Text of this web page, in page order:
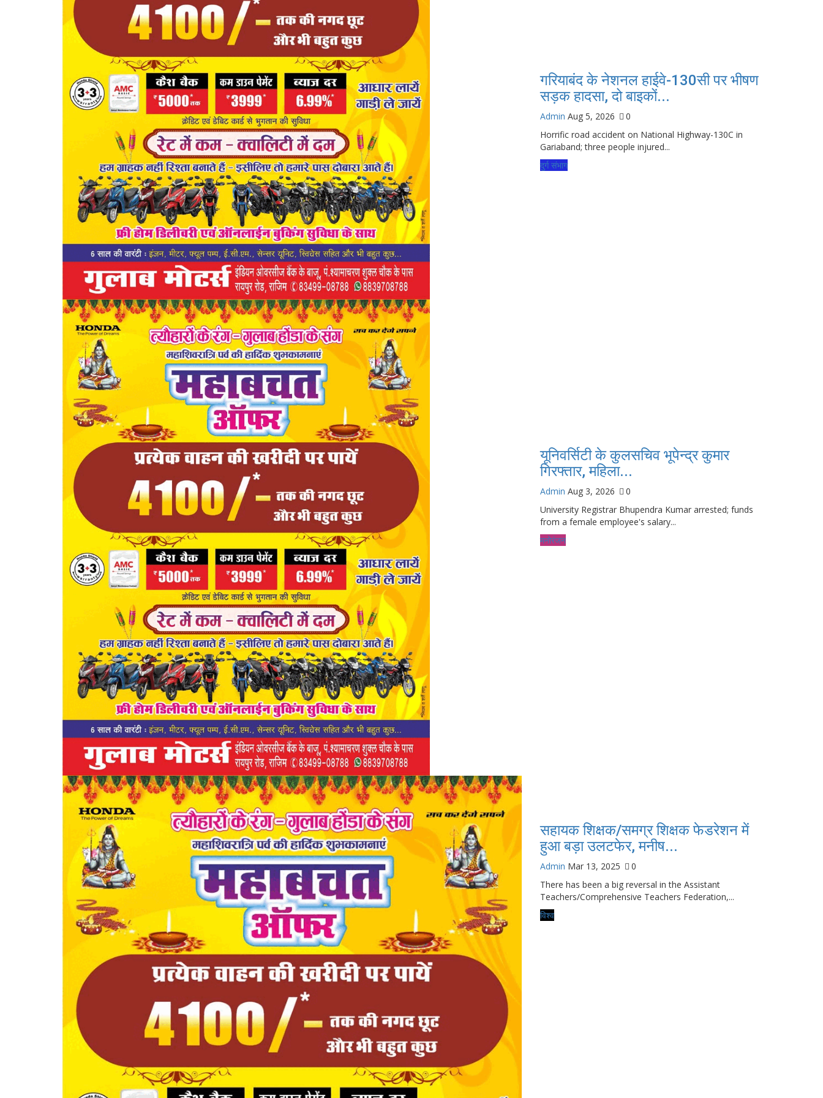
गरियाबंद के नेशनल हाईवे-130सी पर भीषण
सड़क हादसा, दो बाइकों...
Admin Aug 5, 2026
0
Horrific road accident on National Highway-130C in
Gariaband; three people injured...
दुर्ग संभाग
यूनिवर्सिटी के कुलसचिव भूपेन्द्र कुमार
गिरफ्तार, महिला...
Admin Aug 3, 2026
0
University Registrar Bhupendra Kumar arrested; funds
from a female employee's salary...
मनोरंजन
सहायक शिक्षक/समग्र शिक्षक फेडरेशन में
हुआ बड़ा उलटफेर, मनीष...
Admin Mar 13, 2025
0
There has been a big reversal in the Assistant
Teachers/Comprehensive Teachers Federation,...
विश्व